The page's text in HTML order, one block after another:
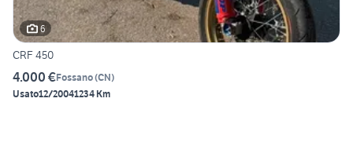
6
CRF 450
4.000 €Fossano(CN)
Usato12/20041234 Km